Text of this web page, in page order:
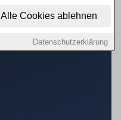
Alle Cookies ablehnen
Datenschutzerklärung